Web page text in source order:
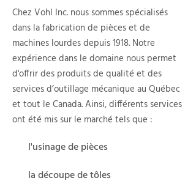
Chez Vohl Inc. nous sommes spécialisés
dans la fabrication de pièces et de
machines lourdes depuis 1918. Notre
expérience dans le domaine nous permet
d'offrir des produits de qualité et des
services d’outillage mécanique au Québec
et tout le Canada. Ainsi, différents services
ont été mis sur le marché tels que :
l'usinage de pièces
la découpe de tôles